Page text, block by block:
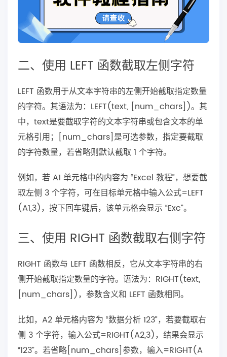
二、使用 LEFT 函数截取左侧字符
LEFT 函数用于从文本字符串的左侧开始截取指定数量
的字符。其语法为：LEFT(text, [num_chars])。其
中，text是要截取字符的文本字符串或包含文本的单
元格引用；[num_chars]是可选参数，指定要截取
的字符数量，若省略则默认截取 1 个字符。
例如，若 A1 单元格中的内容为 “Excel 教程”，想要截
取左侧 3 个字符，可在目标单元格中输入公式=LEFT
(A1,3)，按下回车键后，该单元格会显示 “Exc”。
三、使用 RIGHT 函数截取右侧字符
RIGHT 函数与 LEFT 函数相反，它从文本字符串的右
侧开始截取指定数量的字符。语法为：RIGHT(text,
[num_chars])，参数含义和 LEFT 函数相同。
比如，A2 单元格内容为 “数据分析 123”，若要截取右
侧 3 个字符，输入公式=RIGHT(A2,3)，结果会显示
“123”。若省略[num_chars]参数，输入=RIGHT(A